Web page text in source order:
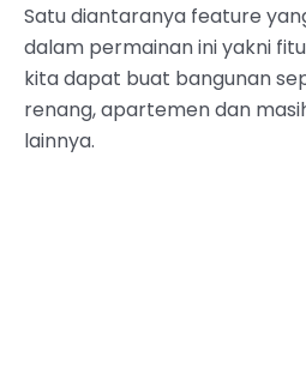
Satu diantaranya feature
dalam permainan ini yakni
kita dapat buat bangunan
renang, apartemen dan
lainnya.